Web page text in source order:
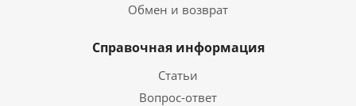
Обмен и возврат
Справочная информация
Статьи
Вопрос-ответ